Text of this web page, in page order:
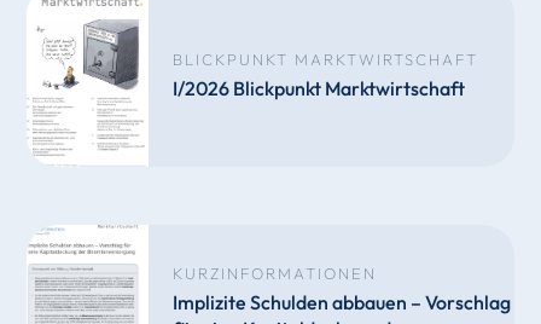
BLICKPUNKT MARKTWIRTSCHAFT
I/2026 Blickpunkt Marktwirtschaft
KURZINFORMATIONEN
Implizite Schulden abbauen – Vorschlag